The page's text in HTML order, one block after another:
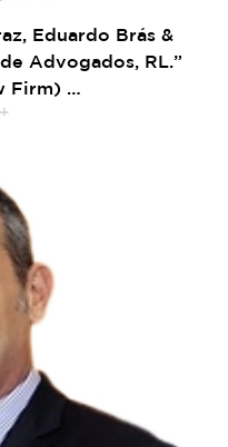
Eduardo Brás &
Advogados, RL.”
Firm) …